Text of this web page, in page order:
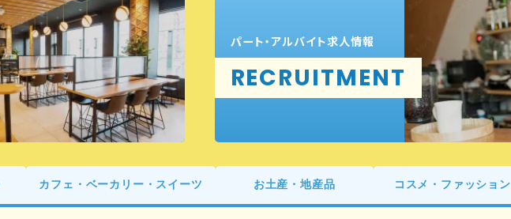
パート・アルバイト求人情報
RECRUITMENT
カフェ・ベーカリー・スイーツ お土産・地産品 コスメ・ファッション